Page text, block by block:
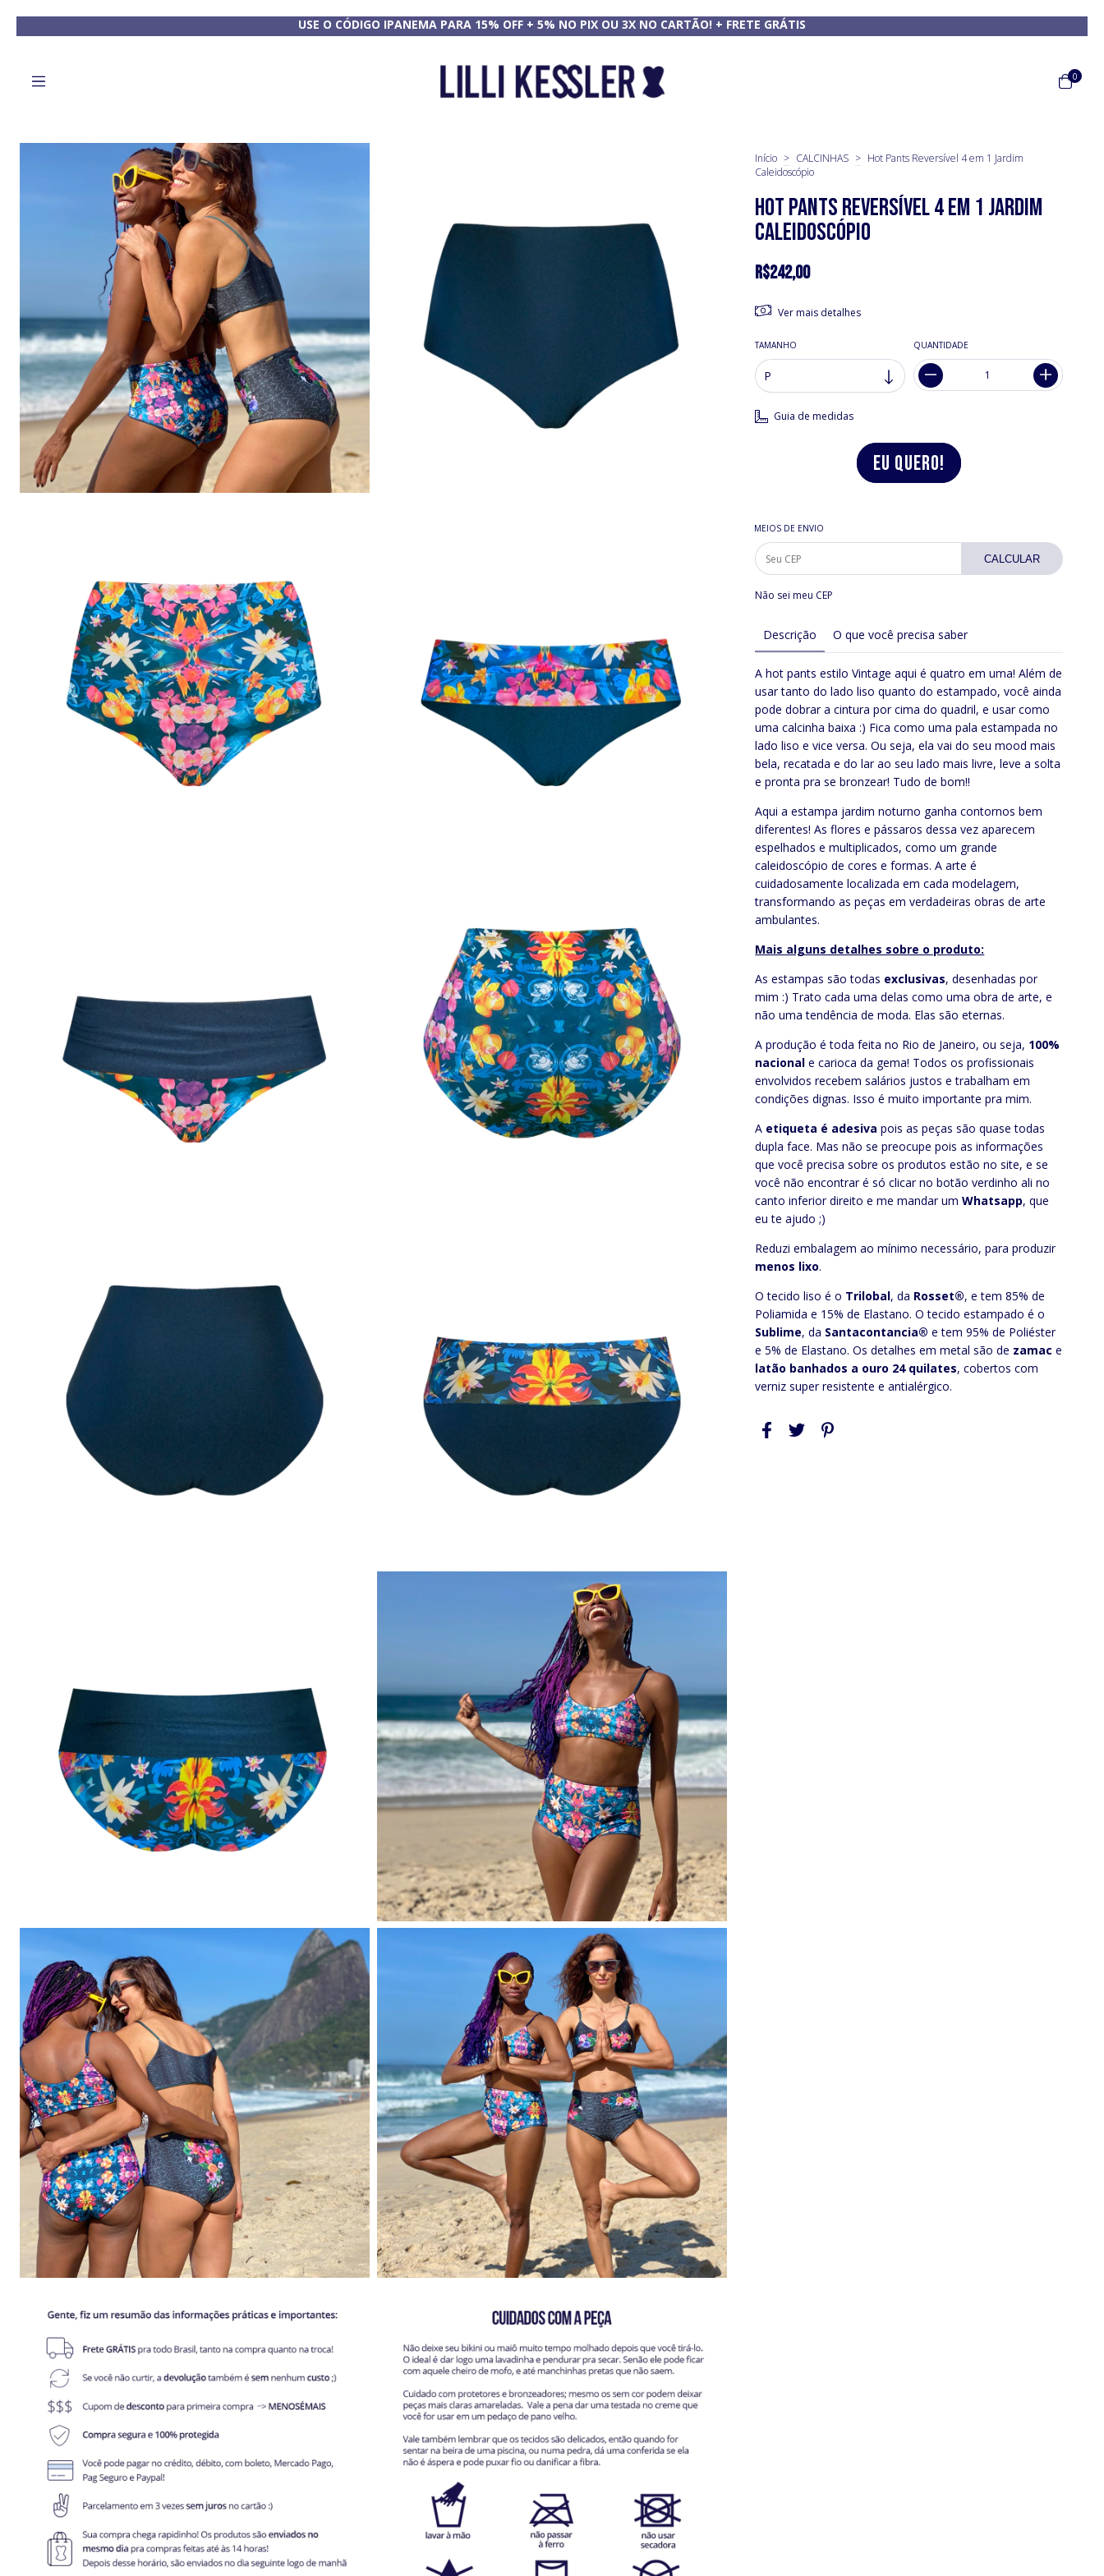
USE O CÓDIGO IPANEMA PARA 15% OFF + 5% NO PIX OU 3X NO CARTÃO! + FRETE GRÁTIS
0
Início > CALCINHAS > Hot Pants Reversível 4 em 1 Jardim
Caleidoscópio
Hot Pants Reversível 4 em 1 Jardim
Caleidoscópio
R$242,00
Ver mais detalhes
TAMANHO QUANTIDADE
Guia de medidas
MEIOS DE ENVIO
CALCULAR
Não sei meu CEP
Descrição O que você precisa saber
A hot pants estilo Vintage aqui é quatro em uma! Além de
usar tanto do lado liso quanto do estampado, você ainda
pode dobrar a cintura por cima do quadril, e usar como
uma calcinha baixa :) Fica como uma pala estampada no
lado liso e vice versa. Ou seja, ela vai do seu mood mais
bela, recatada e do lar ao seu lado mais livre, leve a solta
e pronta pra se bronzear! Tudo de bom!!
Aqui a estampa jardim noturno ganha contornos bem
diferentes! As flores e pássaros dessa vez aparecem
espelhados e multiplicados, como um grande
caleidoscópio de cores e formas. A arte é
cuidadosamente localizada em cada modelagem,
transformando as peças em verdadeiras obras de arte
ambulantes.
Mais alguns detalhes sobre o produto:
As estampas são todas exclusivas, desenhadas por
mim :) Trato cada uma delas como uma obra de arte, e
não uma tendência de moda. Elas são eternas.
A produção é toda feita no Rio de Janeiro, ou seja, 100%
nacional e carioca da gema! Todos os profissionais
envolvidos recebem salários justos e trabalham em
condições dignas. Isso é muito importante pra mim.
A etiqueta é adesiva pois as peças são quase todas
dupla face. Mas não se preocupe pois as informações
que você precisa sobre os produtos estão no site, e se
você não encontrar é só clicar no botão verdinho ali no
canto inferior direito e me mandar umWhatsapp, que
eu te ajudo ;)
Reduzi embalagem ao mínimo necessário, para produzir
menos lixo.
O tecido liso é o Trilobal, da Rosset®, e tem 85% de
Poliamida e 15% de Elastano. O tecido estampado é o
Sublime, da Santacontancia® e tem 95% de Poliéster
e 5% de Elastano. Os detalhes em metal são de zamac e
latão banhados a ouro 24 quilates, cobertos com
verniz super resistente e antialérgico.